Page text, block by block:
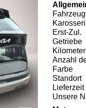
Erst-Zul.
Getriebe
Anzahl
Farbe
Standort
Lieferzeit
Unsere